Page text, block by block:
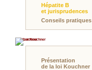
Hépatite B
et jurisprudences
Conseils pratiques
Loi Kouchner
Présentation
de la loi Kouchner